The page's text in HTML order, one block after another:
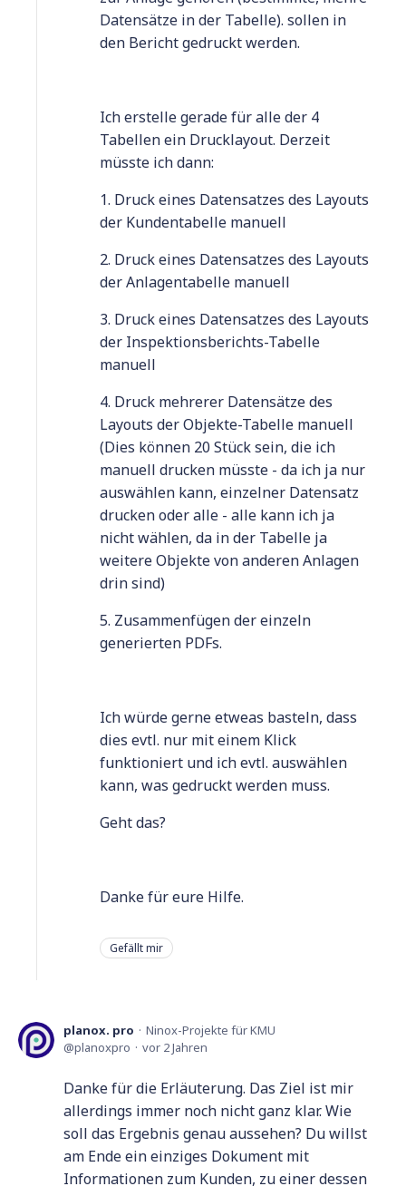
Datensätze in der Tabelle). sollen in
den Bericht gedruckt werden.
Ich erstelle gerade für alle der 4
Tabellen ein Drucklayout. Derzeit
müsste ich dann:
1. Druck eines Datensatzes des Layouts
der Kundentabelle manuell
2. Druck eines Datensatzes des Layouts
der Anlagentabelle manuell
3. Druck eines Datensatzes des Layouts
der Inspektionsberichts-Tabelle
manuell
4. Druck mehrerer Datensätze des
Layouts der Objekte-Tabelle manuell
(Dies können 20 Stück sein, die ich
manuell drucken müsste - da ich ja nur
auswählen kann, einzelner Datensatz
drucken oder alle - alle kann ich ja
nicht wählen, da in der Tabelle ja
weitere Objekte von anderen Anlagen
drin sind)
5. Zusammenfügen der einzeln
generierten PDFs.
Ich würde gerne etweas basteln, dass
dies evtl. nur mit einem Klick
funktioniert und ich evtl. auswählen
kann, was gedruckt werden muss.
Geht das?
Danke für eure Hilfe.
Gefällt mir
planox. pro
Ninox-Projekte für KMU
planoxpro
vor 2 Jahren
Danke für die Erläuterung. Das Ziel ist mir
allerdings immer noch nicht ganz klar. Wie
soll das Ergebnis genau aussehen? Du willst
am Ende ein einziges Dokument mit
Informationen zum Kunden, zu einer dessen